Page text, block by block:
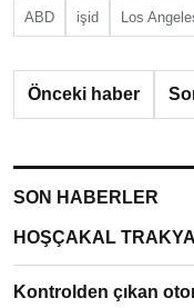
ABD işid Los
Önceki haber
SON HABERLER
HOŞÇAKAL
Kontrolden çıkan